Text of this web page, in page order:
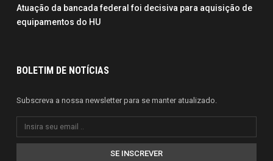
Atuação da bancada federal foi decisiva para aquisição de
equipamentos do HU
BOLETIM DE NOTÍCIAS
Subscreva a nossa newsletter para se manter atualizado.
SE INSCREVER